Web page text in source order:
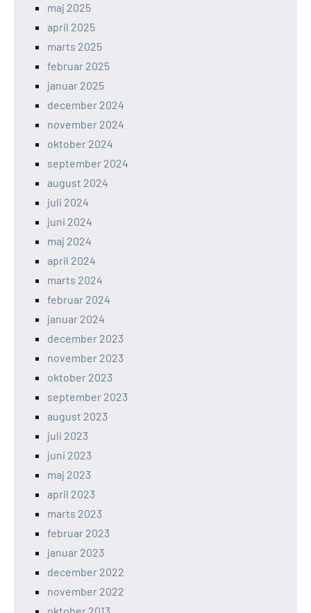
maj 2025
april 2025
marts 2025
februar 2025
januar 2025
december 2024
november 2024
oktober 2024
september 2024
august 2024
juli 2024
juni 2024
maj 2024
april 2024
marts 2024
februar 2024
januar 2024
december 2023
november 2023
oktober 2023
september 2023
august 2023
juli 2023
juni 2023
maj 2023
april 2023
marts 2023
februar 2023
januar 2023
december 2022
november 2022